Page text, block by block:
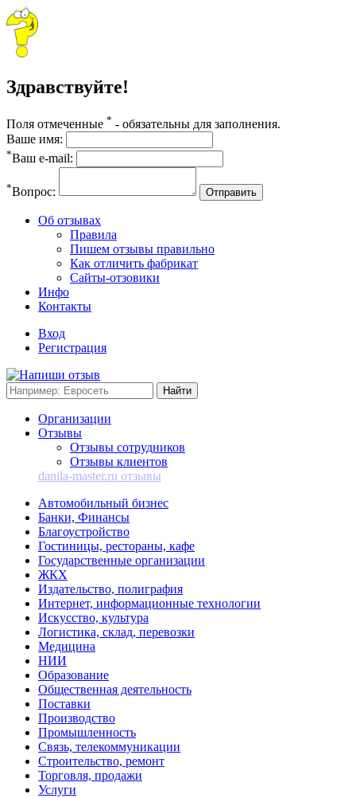
Здравствуйте!
Поля отмеченные * - обязательны для заполнения.
Ваше имя:
*Ваш e-mail:
*Вопрос: Отправить
Об отзывах
Правила
Пишем отзывы правильно
Как отличить фабрикат
Сайты-отзовики
Инфо
Контакты
Вход
Регистрация
Организации
Отзывы
Отзывы сотрудников
Отзывы клиентов
danila-master.ru отзывы
Автомобильный бизнес
Банки, Финансы
Благоустройство
Гостиницы, рестораны, кафе
Государственные организации
ЖКХ
Издательство, полиграфия
Интернет, информационные технологии
Искусство, культура
Логистика, склад, перевозки
Медицина
НИИ
Образование
Общественная деятельность
Поставки
Производство
Промышленность
Связь, телекоммуникации
Строительство, ремонт
Торговля, продажи
Услуги